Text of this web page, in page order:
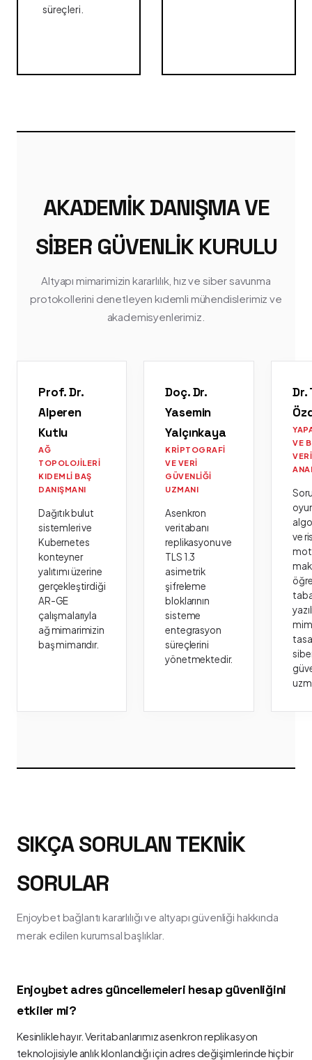
süreçleri.
AKADEMIK DANIŞMA VE
SIBER GÜVENLIK KURULU
Altyapı mimarimizin kararlılık, hız ve siber savunma
protokollerini denetleyen kıdemli mühendislerimiz ve
akademisyenlerimiz.
Prof. Dr.
Alperen
Kutlu
AĞ
TOPOLOJILERI
KIDEMLI BAŞ
DANIŞMANI
Dağıtık bulut
sistemleri ve
Kubernetes
konteyner
yalıtımı üzerine
gerçekleştirdiği
AR-GE
çalışmalarıyla
ağ mimarimizin
baş mimarıdır.
Doç. Dr.
Yasemin
Yalçınkaya
KRIPTOGRAFI
VE VERI
GÜVENLIĞI
UZMANI
Asenkron
veritabanı
replikasyonu ve
TLS 1.3
asimetrik
şifreleme
bloklarının
sisteme
entegrasyon
süreçlerini
yönetmektedir.
Dr.
VE
VERI
ve
SIKÇA SORULAN TEKNIK
SORULAR
Enjoybet bağlantı kararlılığı ve altyapı güvenliği hakkında
merak edilen kurumsal başlıklar.
Enjoybet adres güncellemeleri hesap güvenliğini
etkiler mi?
Kesinlikle hayır. Veritabanlarımız asenkron replikasyon
teknolojisiyle anlık klonlandığı için adres değişimlerinde hiçbir